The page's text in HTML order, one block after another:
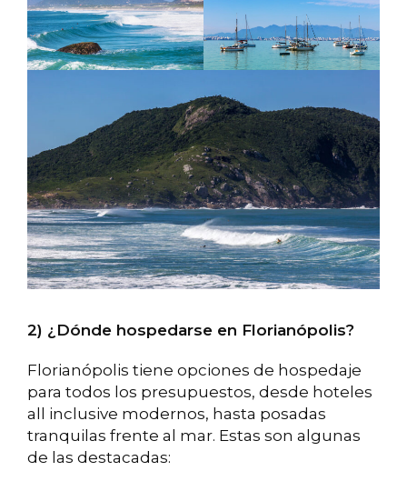
2) ¿Dónde hospedarse en Florianópolis?
Florianópolis tiene opciones de hospedaje
para todos los presupuestos, desde hoteles
all inclusive modernos, hasta posadas
tranquilas frente al mar. Estas son algunas
de las destacadas: